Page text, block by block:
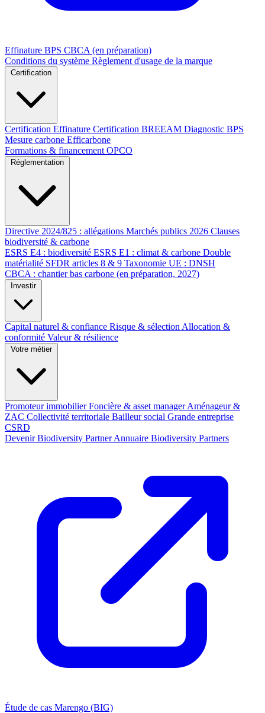
Effinature BPS CBCA (en préparation)
Conditions du système Règlement d'usage de la marque
Certification
Certification Effinature Certification BREEAM Diagnostic BPS
Mesure carbone Efficarbone
Formations & financement OPCO
Réglementation
Directive 2024/825 : allégations Marchés publics 2026 Clauses
biodiversité & carbone
ESRS E4 : biodiversité ESRS E1 : climat & carbone Double
matérialité SFDR articles 8 & 9 Taxonomie UE : DNSH
CBCA : chantier bas carbone (en préparation, 2027)
Investir
Capital naturel & confiance Risque & sélection Allocation &
conformité Valeur & résilience
Votre métier
Promoteur immobilierFoncière & asset managerAménageur &
ZAC Collectivité territoriale Bailleur social Grande entreprise
CSRD
Devenir Biodiversity PartnerAnnuaire Biodiversity Partners
Étude de cas Marengo (BIG)